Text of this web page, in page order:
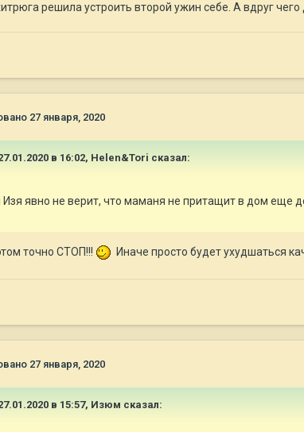
решила устроить второй ужин себе. А вдруг
27 января, 2020
в 16:02, Helen&Tori сказал:
явно не верит, что маманя не притащит в дом еще
точно СТОП!!! Иначе просто будет ухудшаться
27 января, 2020
в 15:57, Изюм сказал: